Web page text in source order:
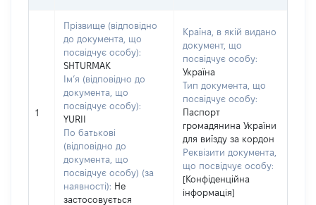
1
Прізвище (відповідно
до документа, що
посвідчує особу):
SHTURMAK
Ім’я (відповідно до
документа, що
посвідчує особу):
YURII
По батькові
(відповідно до
документа, що
посвідчує особу) (за
наявності): Не
застосовується
Країна, в якій видано
документ, що
посвідчує особу:
Україна
Тип документа, що
посвідчує особу:
Паспорт
громадянина України
для виїзду за кордон
Реквізити документа,
що посвідчує особу:
[Конфіденційна
інформація]